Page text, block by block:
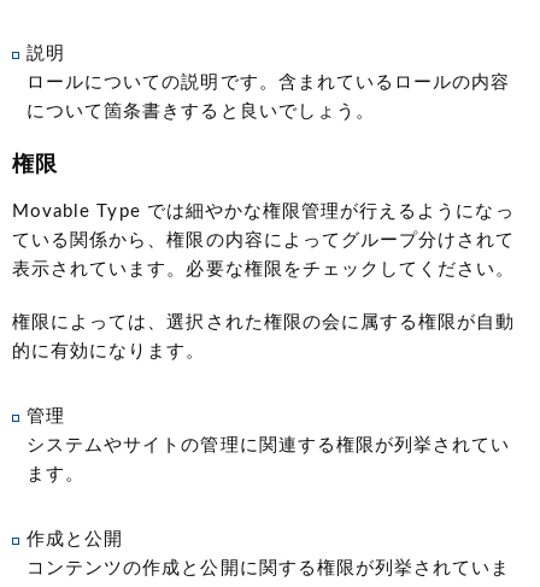
説明
ロールについての説明です。含まれているロールの内容
について箇条書きすると良いでしょう。
権限
Movable Type では細やかな権限管理が行えるようになっ
ている関係から、権限の内容によってグループ分けされて
表示されています。必要な権限をチェックしてください。
権限によっては、選択された権限の会に属する権限が自動
的に有効になります。
管理
システムやサイトの管理に関連する権限が列挙されてい
ます。
作成と公開
コンテンツの作成と公開に関する権限が列挙されていま